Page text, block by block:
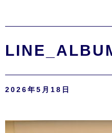
2026年5月18日